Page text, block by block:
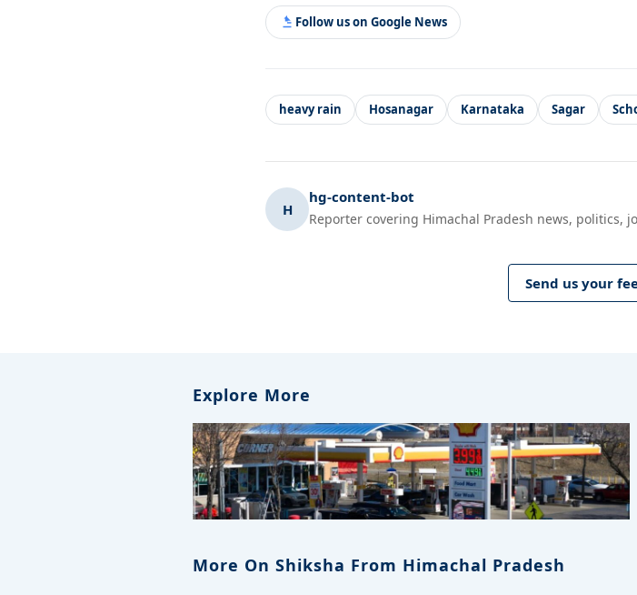
Follow us on Google News
heavy rain Hosanagar Karnataka Sagar
H
hg-content-bot
Reporter covering Himachal Pradesh news, politics,
Send us your
Explore More
More On Shiksha From Himachal Pradesh